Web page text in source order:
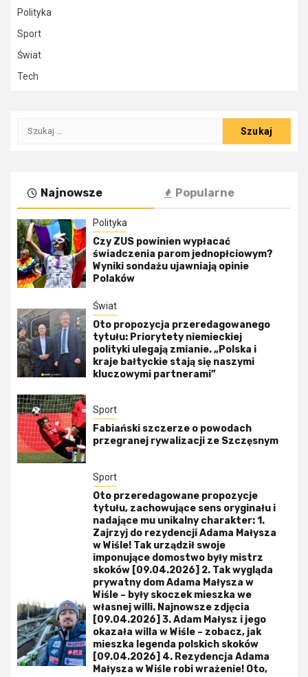
Polityka
Sport
Świat
Tech
Szukaj:
Najnowsze Popularne
Polityka
Czy ZUS powinien wypłacać
świadczenia parom jednopłciowym?
Wyniki sondażu ujawniają opinie
Polaków
Świat
Oto propozycja przeredagowanego
tytułu: Priorytety niemieckiej
polityki ulegają zmianie. „Polska i
kraje bałtyckie stają się naszymi
kluczowymi partnerami”
Sport
Fabiański szczerze o powodach
przegranej rywalizacji ze Szczęsnym
Sport
Oto przeredagowane propozycje
tytułu, zachowujące sens oryginału i
nadające mu unikalny charakter: 1.
Zajrzyj do rezydencji Adama Małysza
w Wiśle! Tak urządził swoje
imponujące domostwo były mistrz
skoków [09.04.2026] 2. Tak wygląda
prywatny dom Adama Małysza w
Wiśle – były skoczek mieszka we
własnej willi. Najnowsze zdjęcia
[09.04.2026] 3. Adam Małysz i jego
okazała willa w Wiśle – zobacz, jak
mieszka legenda polskich skoków
[09.04.2026] 4. Rezydencja Adama
Małysza w Wiśle robi wrażenie! Oto,